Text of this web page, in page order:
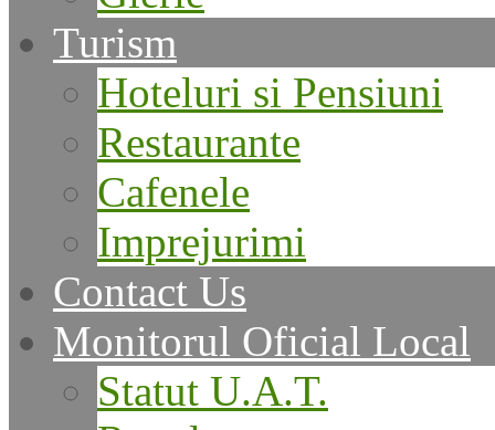
Turism
Hoteluri si Pensiuni
Restaurante
Cafenele
Imprejurimi
Contact Us
Monitorul Oficial Local
Statut U.A.T.